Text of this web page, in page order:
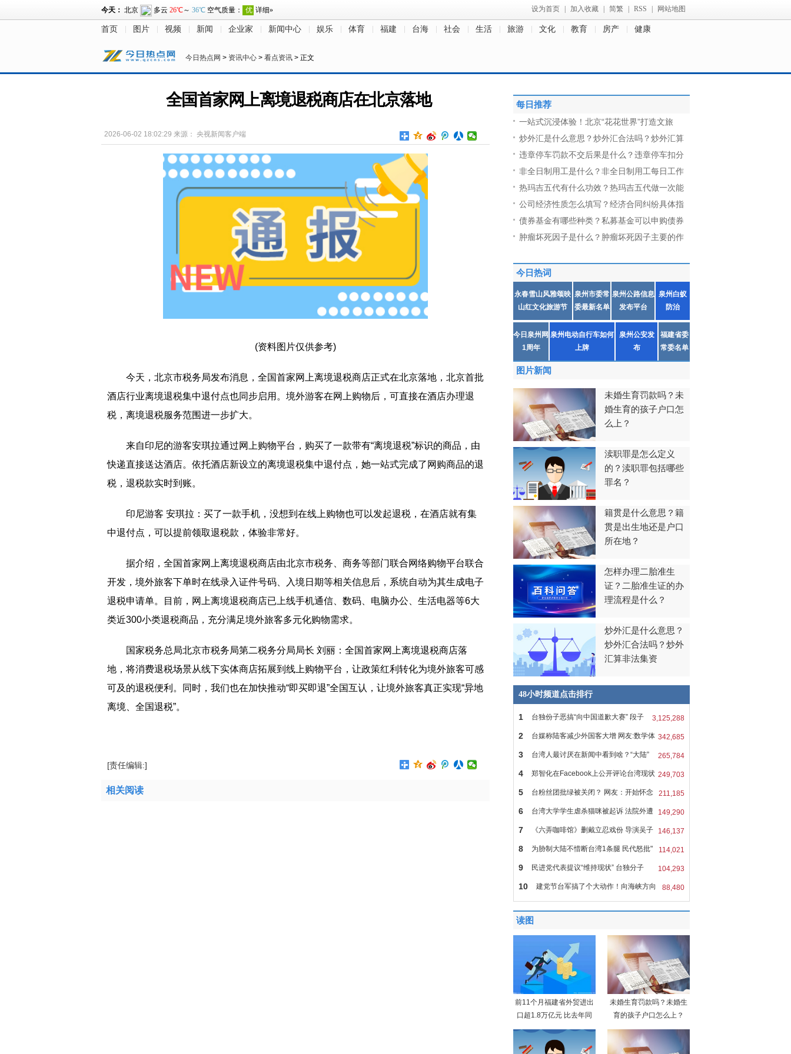
设为首页 加入收藏 简繁 RSS 网站地图
首页 图片 视频 新闻 企业家 新闻中心 娱乐 体育 福建 台海 社会 生活 旅游 文化 教育 房产 健康
今日热点网 > 资讯中心 > 看点资讯 > 正文
全国首家网上离境退税商店在北京落地
2026-06-02 18:02:29 来源： 央视新闻客户端
(资料图片仅供参考)
今天，北京市税务局发布消息，全国首家网上离境退税商店正式在北京落地，北京首批
酒店行业离境退税集中退付点也同步启用。境外游客在网上购物后，可直接在酒店办理退
税，离境退税服务范围进一步扩大。
来自印尼的游客安琪拉通过网上购物平台，购买了一款带有“离境退税”标识的商品，由
快递直接送达酒店。依托酒店新设立的离境退税集中退付点，她一站式完成了网购商品的退
税，退税款实时到账。
印尼游客 安琪拉：买了一款手机，没想到在线上购物也可以发起退税，在酒店就有集
中退付点，可以提前领取退税款，体验非常好。
据介绍，全国首家网上离境退税商店由北京市税务、商务等部门联合网络购物平台联合
开发，境外旅客下单时在线录入证件号码、入境日期等相关信息后，系统自动为其生成电子
退税申请单。目前，网上离境退税商店已上线手机通信、数码、电脑办公、生活电器等6大
类近300小类退税商品，充分满足境外旅客多元化购物需求。
国家税务总局北京市税务局第二税务分局局长 刘丽：全国首家网上离境退税商店落
地，将消费退税场景从线下实体商店拓展到线上购物平台，让政策红利转化为境外旅客可感
可及的退税便利。同时，我们也在加快推动“即买即退”全国互认，让境外旅客真正实现“异地
离境、全国退税”。
[责任编辑:]
相关阅读
每日推荐
一站式沉浸体验！北京“花花世界”打造文旅
炒外汇是什么意思？炒外汇合法吗？炒外汇算
违章停车罚款不交后果是什么？违章停车扣分
非全日制用工是什么？非全日制用工每日工作
热玛吉五代有什么功效？热玛吉五代做一次能
公司经济性质怎么填写？经济合同纠纷具体指
债券基金有哪些种类？私募基金可以申购债券
肿瘤坏死因子是什么？肿瘤坏死因子主要的作
今日热词
永春雪山风雅颂映
山红文化旅游节
泉州市委常
委最新名单
泉州公路信息
发布平台
泉州白蚁
防治
今日泉州网
1周年
泉州电动自行车如何
上牌
泉州公安发
布
福建省委
常委名单
图片新闻
未婚生育罚款吗？未
婚生育的孩子户口怎
么上？
渎职罪是怎么定义
的？渎职罪包括哪些
罪名？
籍贯是什么意思？籍
贯是出生地还是户口
所在地？
怎样办理二胎准生
证？二胎准生证的办
理流程是什么？
炒外汇是什么意思？
炒外汇合法吗？炒外
汇算非法集资
48小时频道点击排行
3,125,288
1 台独份子恶搞“向中国道歉大赛” 段子
342,685
2 台媒称陆客减少外国客大增 网友:数学体
265,784
3 台湾人最讨厌在新闻中看到啥？“大陆”
249,703
4 郑智化在Facebook上公开评论台湾现状
211,185
5 台粉丝团批绿被关闭？ 网友：开始怀念
149,290
6 台湾大学学生虐杀猫咪被起诉 法院外遭
146,137
7 《六弄咖啡馆》删戴立忍戏份 导演吴子
114,021
8 为胁制大陆不惜断台湾1条腿 民代怒批"
104,293
9 民进党代表提议“维持现状” 台独分子
88,480
10 建党节台军搞了个大动作！向海峡方向
发
读图
前11个月福建省外贸进出
口超1.8万亿元 比去年同
未婚生育罚款吗？未婚生
育的孩子户口怎么上？